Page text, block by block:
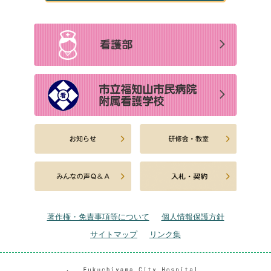
著作権・免責事項等について
個人情報保護方針
サイトマップ
リンク集